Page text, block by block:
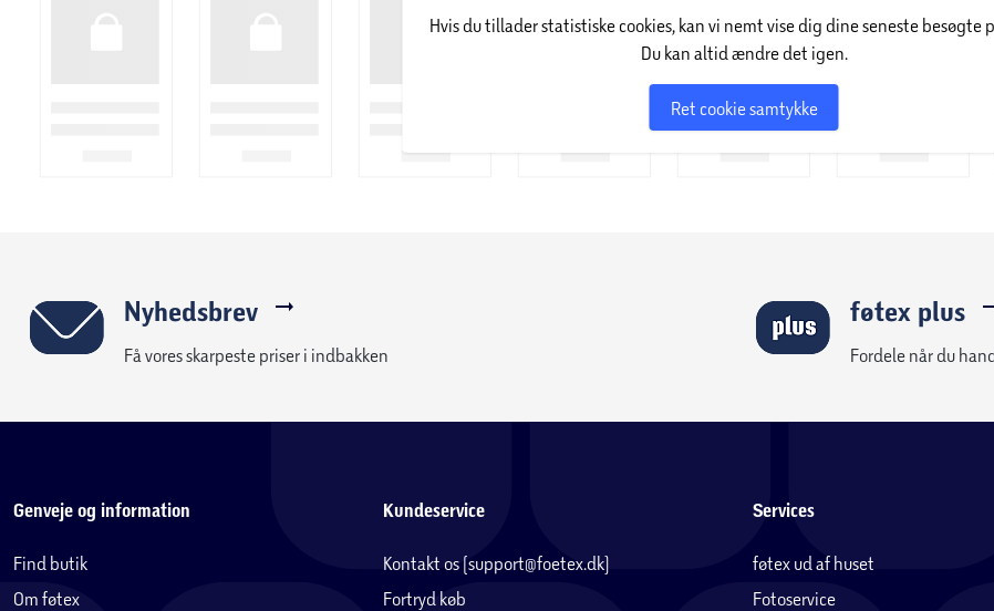
Hvis du tillader statistiske cookies, kan vi nemt vise dig dine seneste besøgte
Du kan altid ændre det igen.
Ret cookie samtykke
Nyhedsbrev
Få vores skarpeste priser i indbakken
føtex plus
Fordele når du
Genveje og information
Find butik
Om føtex
Kundeservice
Kontakt os (support@foetex.dk)
Fortryd køb
Services
føtex ud af huset
Fotoservice